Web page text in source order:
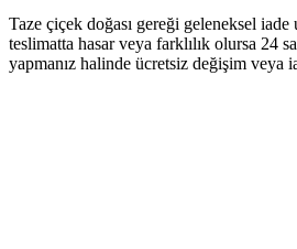
Taze çiçek doğası gereği geleneksel
teslimatta hasar veya farklılık olursa 24
yapmanız halinde ücretsiz değişim veya